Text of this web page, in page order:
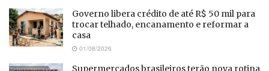
Governo libera crédito de até R$ 50 mil para
trocar telhado, encanamento e reformar a
casa
01/08/2026
Supermercados brasileiros terão nova rotina